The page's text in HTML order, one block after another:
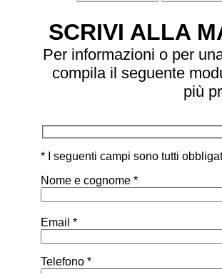
SCRIVI ALLA
Per informazioni o per
compila il seguente
più
* I seguenti campi sono tutti
Nome e cognome *
Email *
Telefono *